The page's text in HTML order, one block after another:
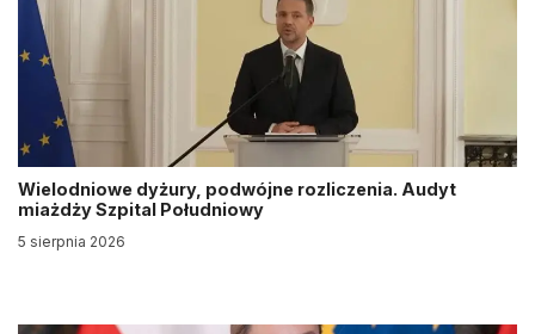
Wielodniowe dyżury, podwójne rozliczenia. Audyt
miażdży Szpital Południowy
5 sierpnia 2026